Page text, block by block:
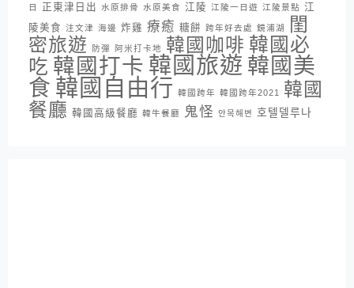
日
正東津日出 水原排骨 水原美食 江陵 江陵一日遊 江陵景點 江
陵美食 注文津 海邊 炸雞 療癒 糖餅 跨年好去處 鏡浦湖
閨
密旅遊
防彈 阿米打卡地 韓國咖啡 韓國必
吃 韓國打卡 韓國旅遊 韓國美
食 韓國自由行 韓國跨年 韓國跨年2021
韓國
餐廳 韓國高級餐廳 韓牛餐廳 鬼怪 안목해변 호텔델루나